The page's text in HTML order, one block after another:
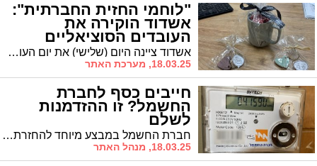
"לוחמי החזית החברתית":
אשדוד הוקירה את
העובדים הסוציאליים
אשדוד ציינה היום (שלישי) את יום העובדים הסוציאליים הבינלאומי בסדרת אירועים מרגשים ומחווה מיוחדת ללוחמים החברתיים של העיר
18.03.25, מערכת האתר
חייבים כסף לחברת
החשמל? זו ההזדמנות
לשלם
חברת החשמל במבצע מיוחד להחזרת חובות: תשלומים ללא ריבית
18.03.25, מנהל האתר